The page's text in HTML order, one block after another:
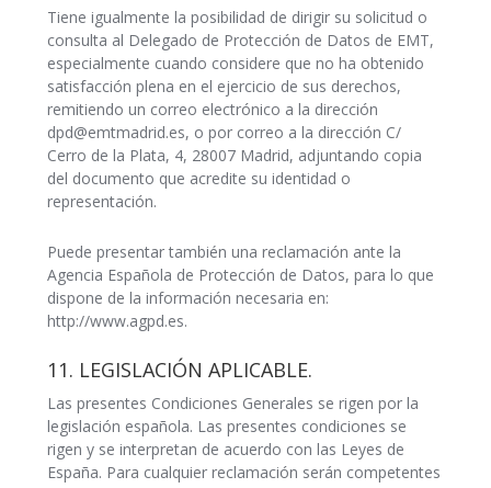
Tiene igualmente la posibilidad de dirigir su solicitud o
consulta al Delegado de Protección de Datos de EMT,
especialmente cuando considere que no ha obtenido
satisfacción plena en el ejercicio de sus derechos,
remitiendo un correo electrónico a la dirección
dpd@emtmadrid.es, o por correo a la dirección C/
Cerro de la Plata, 4, 28007 Madrid, adjuntando copia
del documento que acredite su identidad o
representación.
Puede presentar también una reclamación ante la
Agencia Española de Protección de Datos, para lo que
dispone de la información necesaria en:
http://www.agpd.es.
11. LEGISLACIÓN APLICABLE.
Las presentes Condiciones Generales se rigen por la
legislación española. Las presentes condiciones se
rigen y se interpretan de acuerdo con las Leyes de
España. Para cualquier reclamación serán competentes